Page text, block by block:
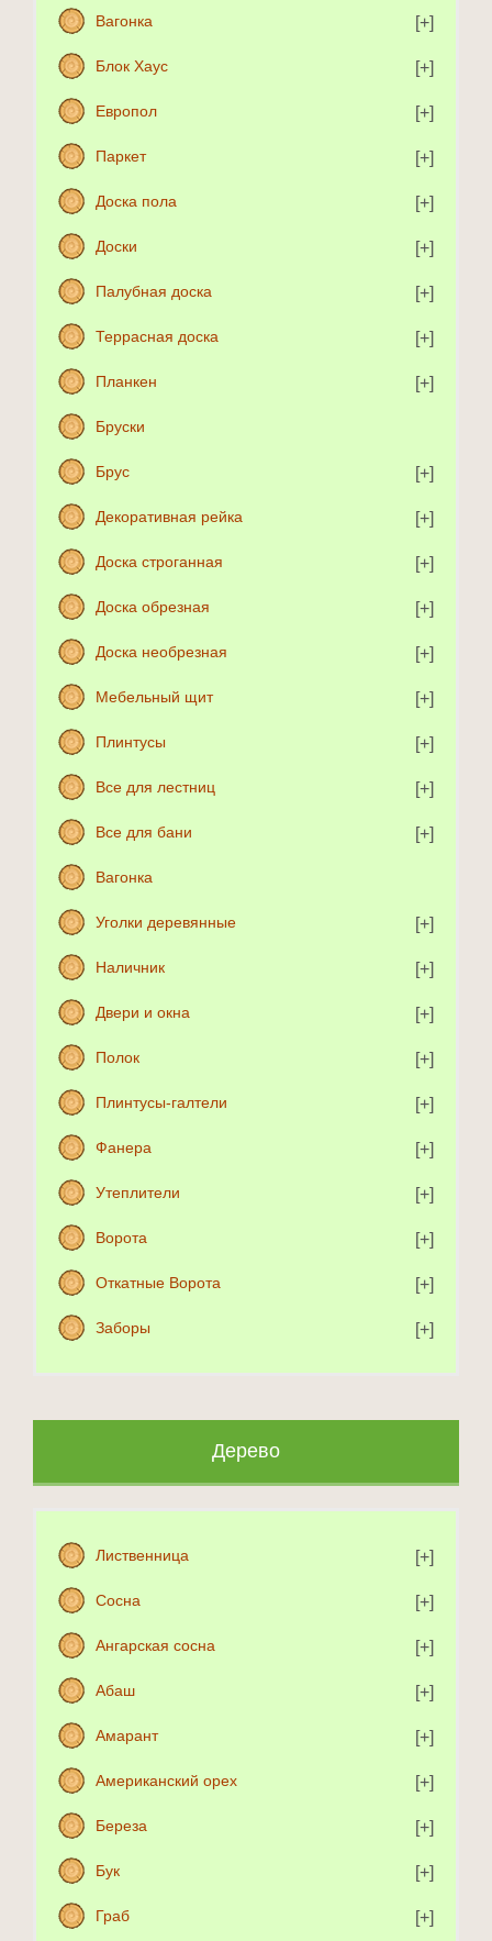
Вагонка
Блок Хаус
Европол
Паркет
Доска пола
Доски
Палубная доска
Террасная доска
Планкен
Бруски
Брус
Декоративная рейка
Доска строганная
Доска обрезная
Доска необрезная
Мебельный щит
Плинтусы
Все для лестниц
Все для бани
Вагонка
Уголки деревянные
Наличник
Двери и окна
Полок
Плинтусы-галтели
Фанера
Утеплители
Ворота
Откатные Ворота
Заборы
Дерево
Лиственница
Сосна
Ангарская сосна
Абаш
Амарант
Американский орех
Береза
Бук
Граб